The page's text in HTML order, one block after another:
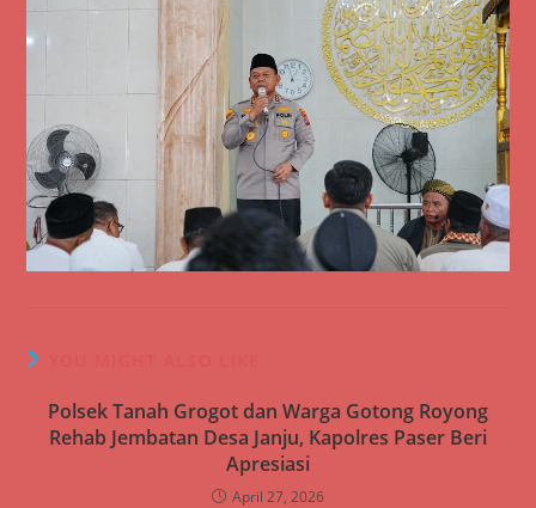
Polsek Tanah Grogot dan Warga Gotong Royong
Rehab Jembatan Desa Janju, Kapolres Paser Beri
Apresiasi
April 27, 2026